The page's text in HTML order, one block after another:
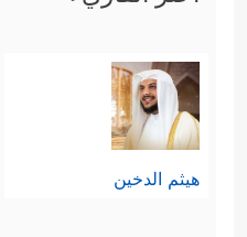
هيثم الدخين